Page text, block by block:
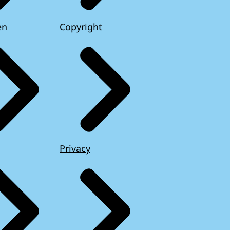
Copyright
Privacy